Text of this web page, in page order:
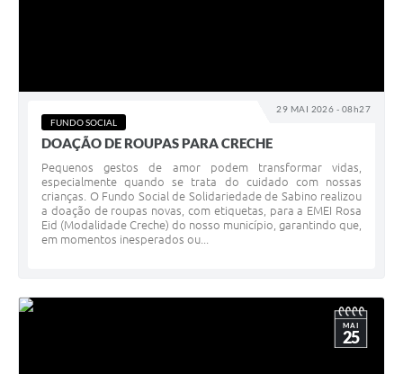
29 MAI 2026 - 08h27
FUNDO SOCIAL
DOAÇÃO DE ROUPAS PARA CRECHE
Pequenos gestos de amor podem transformar vidas,
especialmente quando se trata do cuidado com nossas
crianças. O Fundo Social de Solidariedade de Sabino realizou
a doação de roupas novas, com etiquetas, para a EMEI Rosa
Eid (Modalidade Creche) do nosso município, garantindo que,
em momentos inesperados ou...
MAI
25